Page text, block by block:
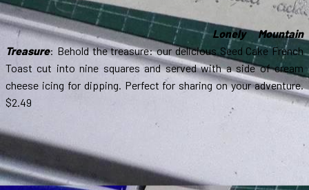
Lonely Mountain
Treasure: Behold the treasure: our delicious Seed Cake French
Toast cut into nine squares and served with a side of cream
cheese icing for dipping. Perfect for sharing on your adventure.
$2.49